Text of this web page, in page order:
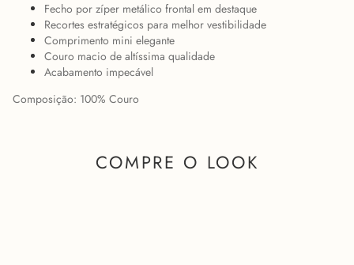
Fecho por zíper metálico frontal em destaque
Recortes estratégicos para melhor vestibilidade
Comprimento mini elegante
Couro macio de altíssima qualidade
Acabamento impecável
Composição: 100% Couro
COMPRE O LOOK